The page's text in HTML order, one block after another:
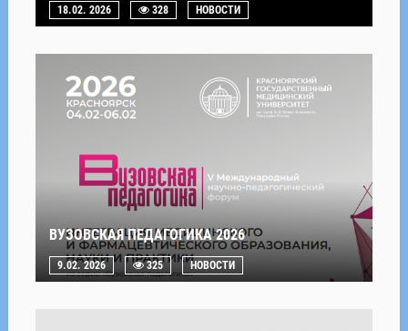
18.02. 2026 328 НОВОСТИ
ВУЗОВСКАЯ ПЕДАГОГИКА 2026
9.02. 2026 325 НОВОСТИ